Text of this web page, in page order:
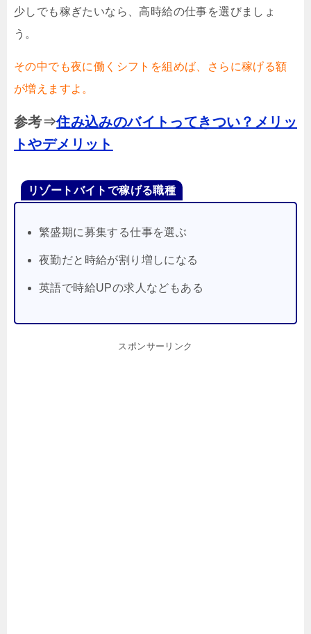
少しでも稼ぎたいなら、高時給の仕事を選びましょ
う。
その中でも夜に働くシフトを組めば、さらに稼げる額
が増えますよ。
参考⇒住み込みのバイトってきつい？メリッ
トやデメリット
リゾートバイトで稼げる職種
繁盛期に募集する仕事を選ぶ
夜勤だと時給が割り増しになる
英語で時給UPの求人などもある
スポンサーリンク